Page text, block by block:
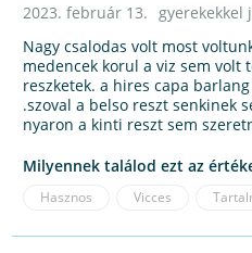
2023. február 13. gyerekekkel
Nagy csalodas volt most
medencek korul a viz sem volt
reszketek. a hires capa
.szoval a belso reszt senkinek
nyaron a kinti reszt sem
Milyennek találod ezt az
Hasznos Vicces